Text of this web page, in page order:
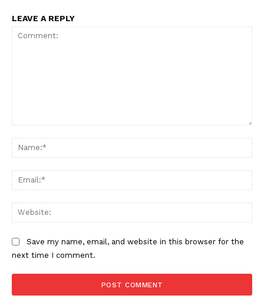
LEAVE A REPLY
Save my name, email, and website in this browser for the
next time I comment.